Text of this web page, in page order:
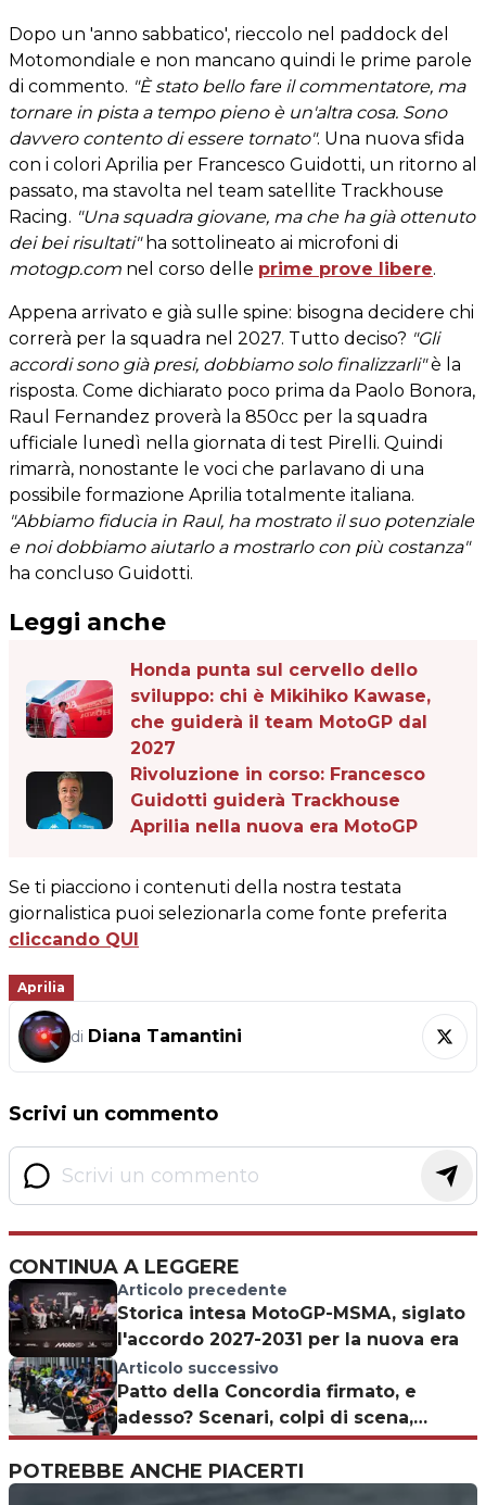
Dopo un 'anno sabbatico', rieccolo nel paddock del
Motomondiale e non mancano quindi le prime parole
di commento. "È stato bello fare il commentatore, ma
tornare in pista a tempo pieno è un'altra cosa. Sono
davvero contento di essere tornato". Una nuova sfida
con i colori Aprilia per Francesco Guidotti, un ritorno al
passato, ma stavolta nel team satellite Trackhouse
Racing. "Una squadra giovane, ma che ha già ottenuto
dei bei risultati"ha sottolineato ai microfoni di
motogp.com nel corso delle prime prove libere.
Appena arrivato e già sulle spine: bisogna decidere chi
correrà per la squadra nel 2027. Tutto deciso? "Gli
accordi sono già presi, dobbiamo solo finalizzarli"è la
risposta. Come dichiarato poco prima da Paolo Bonora,
Raul Fernandez proverà la 850cc per la squadra
ufficiale lunedì nella giornata di test Pirelli. Quindi
rimarrà, nonostante le voci che parlavano di una
possibile formazione Aprilia totalmente italiana.
"Abbiamo fiducia in Raul, ha mostrato il suo potenziale
e noi dobbiamo aiutarlo a mostrarlo con più costanza"
ha concluso Guidotti.
Leggi anche
Honda punta sul cervello dello
sviluppo: chi è Mikihiko Kawase,
che guiderà il team MotoGP dal
2027
Rivoluzione in corso: Francesco
Guidotti guiderà Trackhouse
Aprilia nella nuova era MotoGP
Se ti piacciono i contenuti della nostra testata
giornalistica puoi selezionarla come fonte preferita
cliccando QUI
Aprilia
di Diana Tamantini
Scrivi un commento
CONTINUA A LEGGERE
Articolo precedente
Storica intesa MotoGP-MSMA, siglato
l'accordo 2027-2031 per la nuova era
Articolo successivo
Patto della Concordia firmato, e
adesso? Scenari, colpi di scena,
esclusi illustri per il 2027
POTREBBE ANCHE PIACERTI